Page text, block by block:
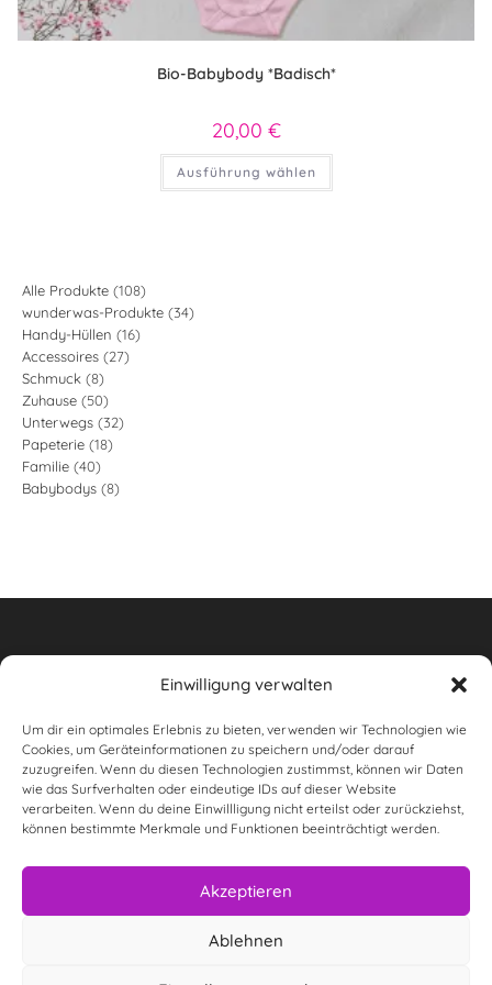
Einwilligung verwalten
Um dir ein optimales Erlebnis zu bieten, verwenden wir Technologien wie
Cookies, um Geräteinformationen zu speichern und/oder darauf
zuzugreifen. Wenn du diesen Technologien zustimmst, können wir Daten
wie das Surfverhalten oder eindeutige IDs auf dieser Website
verarbeiten. Wenn du deine Einwillligung nicht erteilst oder zurückziehst,
können bestimmte Merkmale und Funktionen beeinträchtigt werden.
Akzeptieren
Ablehnen
Bio-Babybody *Badisch*
20,00 €
Ausführung wählen
Dieses
weist
Alle Produkte 108108
Produkte
wunderwas-Produkte 3434
Handy-Hüllen 1616
Accessoires 2727
Schmuck 88
Produkte
Zuhause 5050
Produkte
Unterwegs 3232
Papeterie 1818
Familie 4040
Produkte
Babybodys 88
Widerrufsbelehrung
AGB
wunderwas Impressum & rechtliche Informationen
Datenschutzerklärung